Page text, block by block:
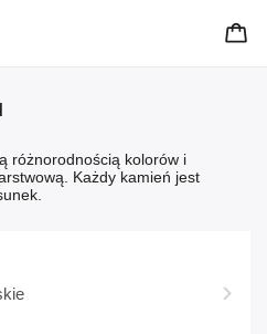
różnorodnością kolorów i
Każdy kamień jest